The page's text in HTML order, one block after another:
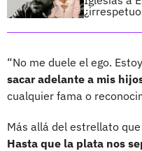
“No me duele el ego.
sacar adelante a mis
cualquier fama o
Más allá del estrellato que
Hasta que la plata nos